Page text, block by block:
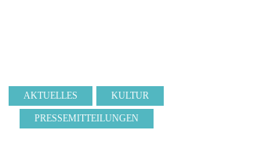
AKTUELLES KULTUR
PRESSEMITTEILUNGEN